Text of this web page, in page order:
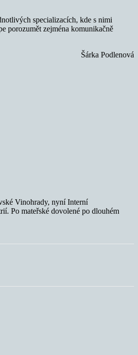
specializacích, kde s nimi
porozumět zejména komunikačně
Šárka Podlenová
Vinohrady, nyní Interní
Po mateřské dovolené po dlouhém